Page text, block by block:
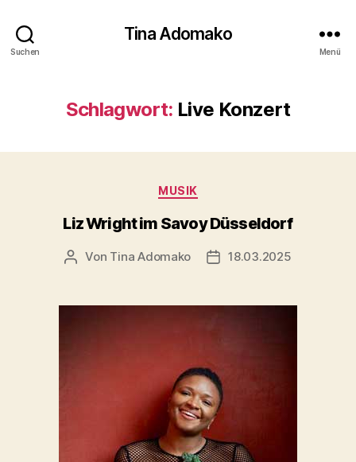
Suchen
Tina Adomako
Menü
Schlagwort: Live Konzert
Kategorien
MUSIK
Liz Wright im Savoy Düsseldorf
Beitragsautor
Von Tina Adomako Veröffentlichungsdatum
18.03.2025